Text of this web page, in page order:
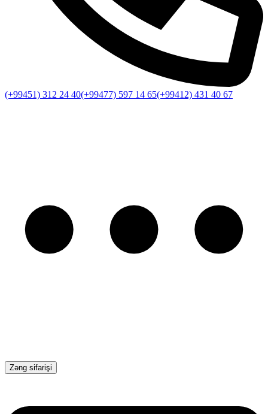
(+99451) 312 24 40(+99477) 597 14 65(+99412) 431 40 67
Zəng sifarişi